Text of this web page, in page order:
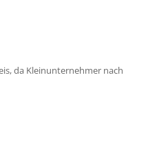
da Kleinunternehmer nach